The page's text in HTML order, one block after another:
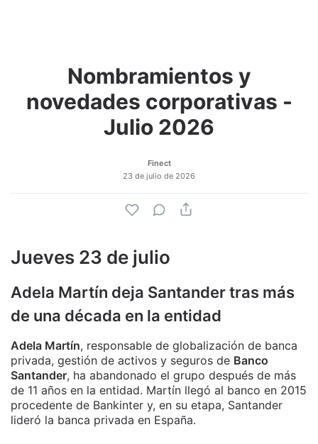
Adjuntar imagen
Nombramientos y
novedades corporativas -
Julio 2026
Finect
23 de julio de 2026
Jueves 23 de julio
Adela Martín deja Santander tras más
de una década en la entidad
Adela Martín, responsable de globalización de banca
privada, gestión de activos y seguros de Banco
Santander, ha abandonado el grupo después de más
de 11 años en la entidad. Martín llegó al banco en 2015
procedente de Bankinter y, en su etapa, Santander
lideró la banca privada en España.